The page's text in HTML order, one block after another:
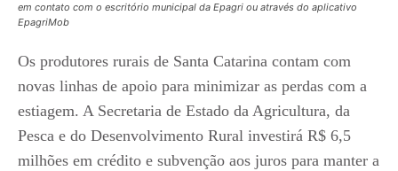
em contato com o escritório municipal da Epagri ou através do aplicativo
EpagriMob
Os produtores rurais de Santa Catarina contam com
novas linhas de apoio para minimizar as perdas com a
estiagem. A Secretaria de Estado da Agricultura, da
Pesca e do Desenvolvimento Rural investirá R$ 6,5
milhões em crédito e subvenção aos juros para manter a